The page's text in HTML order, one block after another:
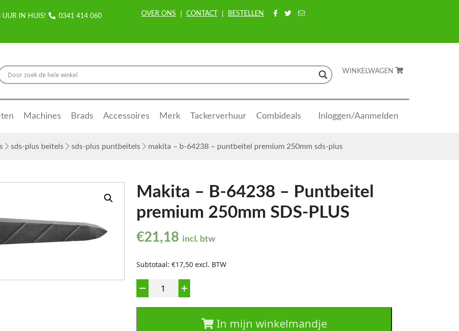
UUR IN HUIS! 0341 414 060 OVER ONS CONTACT BESTELLEN
WINKELWAGEN
Machines Brads Accessoires Merk Tackerverhuur Combideals Inloggen/Aanmelden
sds-plus beitels sds-plus puntbeitels makita – b-64238 – puntbeitel premium 250mm sds-plus
Makita – B-64238 – Puntbeitel
premium 250mm SDS-PLUS
€21,18 incl. btw
Subtotaal: €17,50 excl. BTW
Aantal
In mijn winkelmandje